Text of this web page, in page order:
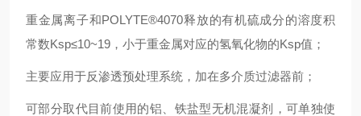
重金属离子和POLYTE®4070释放的有机硫成分的溶度积
常数Ksp≤10~19，小于重金属对应的氢氧化物的Ksp值；
主要应用于反渗透预处理系统，加在多介质过滤器前；
可部分取代目前使用的铝、铁盐型无机混凝剂，可单独使